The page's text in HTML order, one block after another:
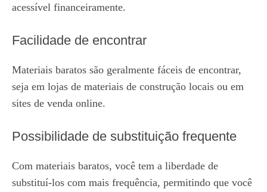
acessível financeiramente.
Facilidade de encontrar
Materiais baratos são geralmente fáceis de encontrar,
seja em lojas de materiais de construção locais ou em
sites de venda online.
Possibilidade de substituição frequente
Com materiais baratos, você tem a liberdade de
substituí-los com mais frequência, permitindo que você